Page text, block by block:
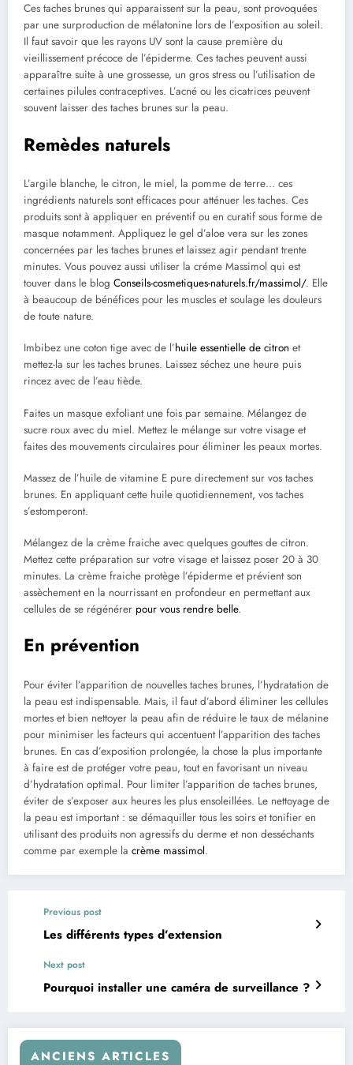
Ces taches brunes qui apparaissent sur la peau, sont provoquées
par une surproduction de mélatonine lors de l’exposition au soleil.
Il faut savoir que les rayons UV sont la cause première du
vieillissement précoce de l’épiderme. Ces taches peuvent aussi
apparaître suite à une grossesse, un gros stress ou l’utilisation de
certaines pilules contraceptives. L’acné ou les cicatrices peuvent
souvent laisser des taches brunes sur la peau.
Remèdes naturels
L’argile blanche, le citron, le miel, la pomme de terre… ces
ingrédients naturels sont efficaces pour atténuer les taches. Ces
produits sont à appliquer en préventif ou en curatif sous forme de
masque notamment. Appliquez le gel d’aloe vera sur les zones
concernées par les taches brunes et laissez agir pendant trente
minutes. Vous pouvez aussi utiliser la créme Massimol qui est
touver dans le blog Conseils-cosmetiques-naturels.fr/massimol/. Elle
à beaucoup de bénéfices pour les muscles et soulage les douleurs
de toute nature.
Imbibez une coton tige avec de l’huile essentielle de citron et
mettez-la sur les taches brunes. Laissez séchez une heure puis
rincez avec de l’eau tiède.
Faites un masque exfoliant une fois par semaine. Mélangez de
sucre roux avec du miel. Mettez le mélange sur votre visage et
faites des mouvements circulaires pour éliminer les peaux mortes.
Massez de l’huile de vitamine E pure directement sur vos taches
brunes. En appliquant cette huile quotidiennement, vos taches
s’estomperont.
Mélangez de la crème fraiche avec quelques gouttes de citron.
Mettez cette préparation sur votre visage et laissez poser 20 à 30
minutes. La crème fraiche protège l’épiderme et prévient son
assèchement en la nourrissant en profondeur en permettant aux
cellules de se régénérer pour vous rendre belle.
En prévention
Pour éviter l’apparition de nouvelles taches brunes, l’hydratation de
la peau est indispensable. Mais, il faut d’abord éliminer les cellules
mortes et bien nettoyer la peau afin de réduire le taux de mélanine
pour minimiser les facteurs qui accentuent l’apparition des taches
brunes. En cas d’exposition prolongée, la chose la plus importante
à faire est de protéger votre peau, tout en favorisant un niveau
d’hydratation optimal. Pour limiter l’apparition de taches brunes,
éviter de s’exposer aux heures les plus ensoleillées. Le nettoyage de
la peau est important : se démaquiller tous les soirs et tonifier en
utilisant des produits non agressifs du derme et non desséchants
comme par exemple la crème massimol.
Previous post
Les différents types d’extension
Next post
Pourquoi installer une caméra de surveillance ?
ANCIENS ARTICLES